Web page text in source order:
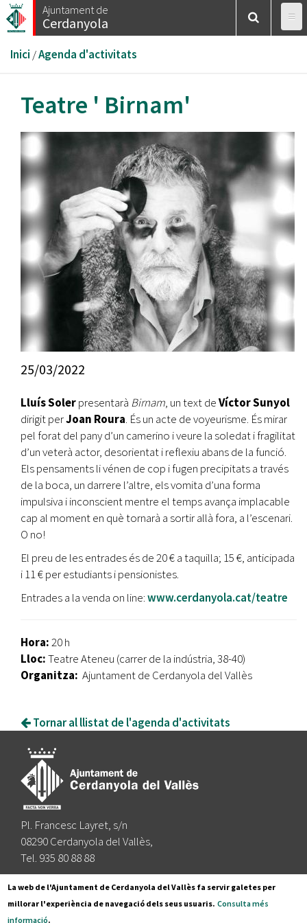
Vés
al
Ajuntament de
Cerdanyola
Esteu
aquí
Inici /Agenda d'activitats
Teatre ' Birnam'
25/03/2022
Lluís Solerpresentarà Birnam, un text deVíctor Sunyol
dirigit perJoan Roura. És un acte de voyeurisme. És mirar
pel forat del pany d’un camerino i veure la soledat i fragilitat
d’un veterà actor, desorientat i reflexiu abans de la funció.
Els pensaments li vénen de cop i fugen precipitats a través
de la boca, un darrere l’altre, els vomita d’una forma
impulsiva i inconscient mentre el temps avança implacable
cap al moment en què tornarà a sortir allà fora, a l’escenari.
O no!
El preu de les entrades és de 20 € a taquilla; 15 €, anticipada
i 11 € per estudiants i pensionistes.
Entrades a la venda on line:www.cerdanyola.cat/teatre
Hora:20 h
Lloc:Teatre Ateneu (carrer de la indústria, 38-40)
Organitza: Ajuntament de Cerdanyola del Vallès
Tornar al llistat de l'agenda d'activitats
Pl. Francesc Layret, s/n
08290 Cerdanyola del Vallès,
Tel. 935 80 88 88
Segueix-nos a:
La web de l'Ajuntament de Cerdanyola del Vallès fa servir galetes per
millorar l'experiència de navegació dels seus usuaris. Consulta més
informació.